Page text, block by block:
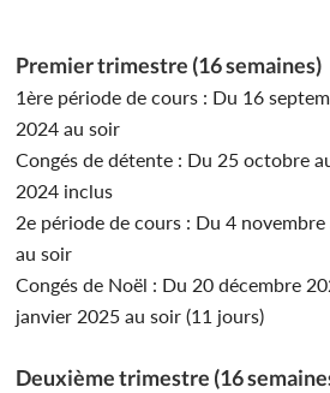
Premier trimestre (16 semaines)
1ère période de cours : Du 16
2024 au soir
Congés de détente : Du 25 octobre
2024 inclus
2e période de cours : Du 4
au soir
Congés de Noël : Du 20 décembre
janvier 2025 au soir (11 jours)
Deuxième trimestre (16